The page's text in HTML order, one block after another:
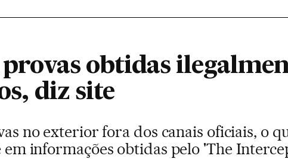
provas obtidas
diz site
no exterior fora dos canais oficiais, o
em informações obtidas pelo 'The